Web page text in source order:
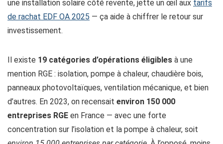
une installation solaire côté revente, jette un œil aux tarifs
de rachat EDF OA 2025 — ça aide à chiffrer le retour sur
investissement.
Il existe 19 catégories d’opérations éligibles à une
mention RGE : isolation, pompe à chaleur, chaudière bois,
panneaux photovoltaïques, ventilation mécanique, et bien
d’autres. En 2023, on recensait environ 150 000
entreprises RGE en France — avec une forte
concentration sur l’isolation et la pompe à chaleur, soit